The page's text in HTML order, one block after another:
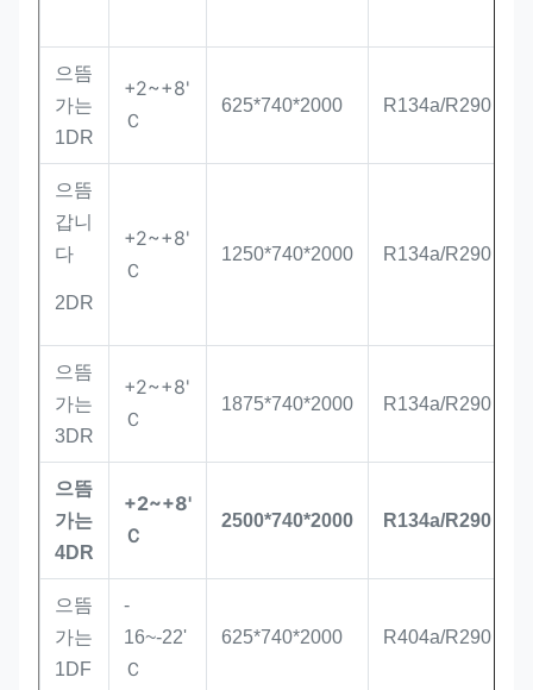
으뜸
가는
1DR
+2~+8'
Ｃ
625*740*2000 R134a/R290
으뜸
갑니
다
2DR
+2~+8'
Ｃ
1250*740*2000 R134a/R290
으뜸
가는
3DR
+2~+8'
Ｃ
1875*740*2000 R134a/R290
으뜸
가는
4DR
+2~+8'
Ｃ
2500*740*2000 R134a/R290
으뜸
가는
1DF
-
16~-22'
Ｃ
625*740*2000 R404a/R290